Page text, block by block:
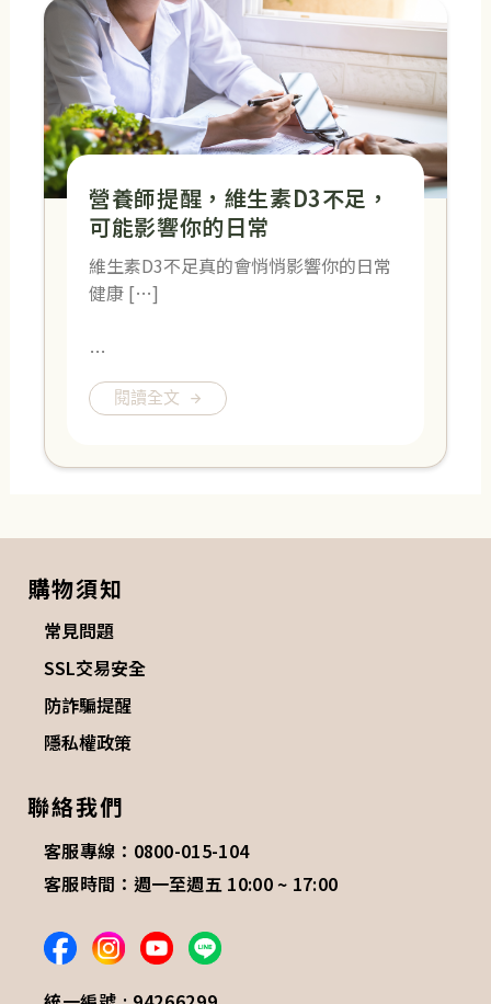
營養師提醒，維生素D3不足，
可能影響你的日常
維生素D3不足真的會悄悄影響你的日常
健康 […]
…
閱讀全文
購物須知
常見問題
SSL交易安全
防詐騙提醒
隱私權政策
聯絡我們
客服專線：0800-015-104
客服時間：週一至週五 10:00 ~ 17:00